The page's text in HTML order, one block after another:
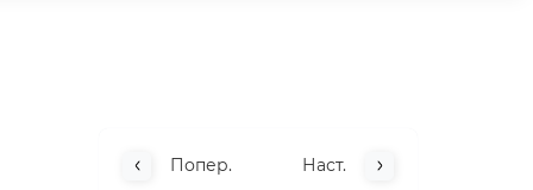
Попер. Наст.